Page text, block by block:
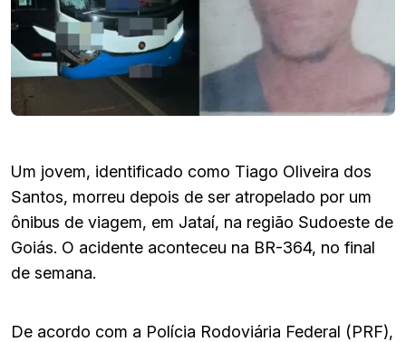
Um jovem, identificado como Tiago Oliveira dos
Santos, morreu depois de ser atropelado por um
ônibus de viagem, em Jataí, na região Sudoeste de
Goiás. O acidente aconteceu na BR-364, no final
de semana.
De acordo com a Polícia Rodoviária Federal (PRF),